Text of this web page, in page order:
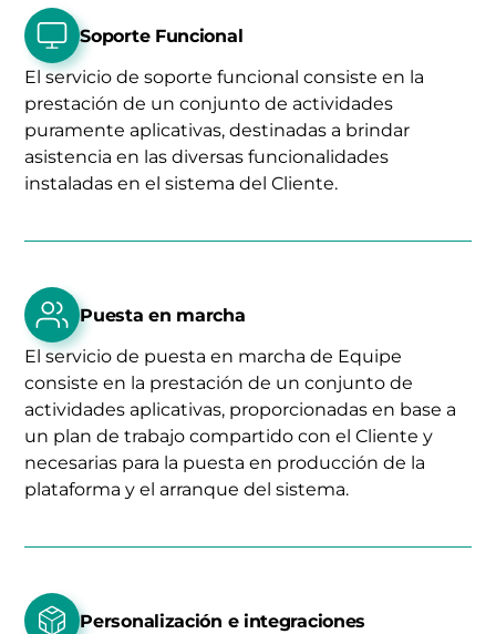
Soporte Funcional
El servicio de soporte funcional consiste en la
prestación de un conjunto de actividades
puramente aplicativas, destinadas a brindar
asistencia en las diversas funcionalidades
instaladas en el sistema del Cliente.
Puesta en marcha
El servicio de puesta en marcha de Equipe
consiste en la prestación de un conjunto de
actividades aplicativas, proporcionadas en base a
un plan de trabajo compartido con el Cliente y
necesarias para la puesta en producción de la
plataforma y el arranque del sistema.
Personalización e integraciones